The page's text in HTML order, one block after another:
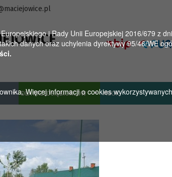
i Rady Unii Europejskiej 2016/679 z
danych oraz uchylenia dyrektywy 95/46/WE
Więcej informacji o cookies
DLA PRZEDSIĘBIORCÓW MGOK